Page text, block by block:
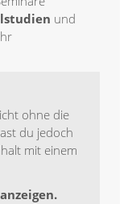
und
ohne die
du jedoch
mit einem